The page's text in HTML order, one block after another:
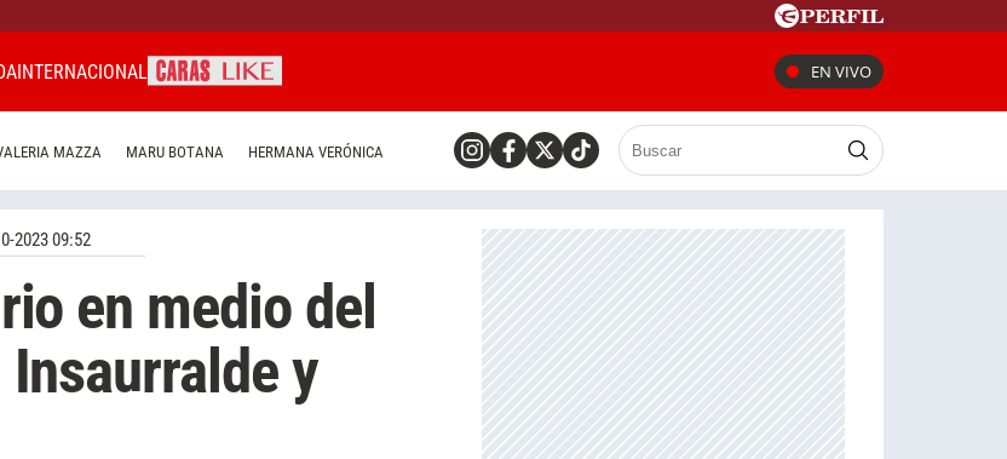
INTERNACIONAL EN VIVO
MAZZA MARU BOTANA HERMANA VERÓNICA
2023 09:52
en medio del
y